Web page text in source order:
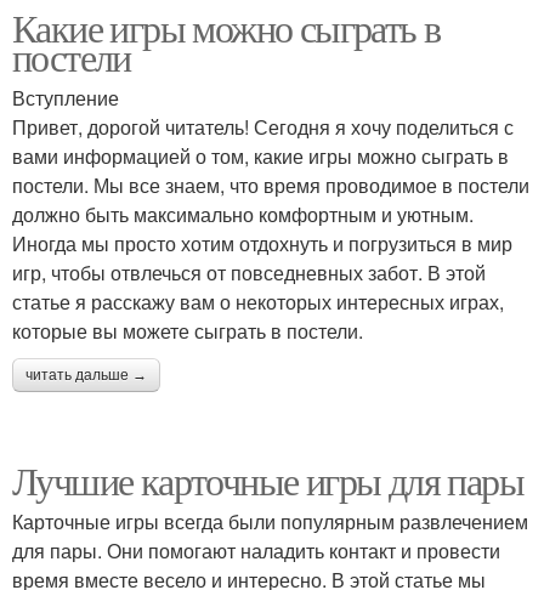
Какие игры можно сыграть в
постели
Вступление
Привет, дорогой читатель! Сегодня я хочу поделиться с
вами информацией о том, какие игры можно сыграть в
постели. Мы все знаем, что время проводимое в постели
должно быть максимально комфортным и уютным.
Иногда мы просто хотим отдохнуть и погрузиться в мир
игр, чтобы отвлечься от повседневных забот. В этой
статье я расскажу вам о некоторых интересных играх,
которые вы можете сыграть в постели.
читать дальше →
Лучшие карточные игры для пары
Карточные игры всегда были популярным развлечением
для пары. Они помогают наладить контакт и провести
время вместе весело и интересно. В этой статье мы